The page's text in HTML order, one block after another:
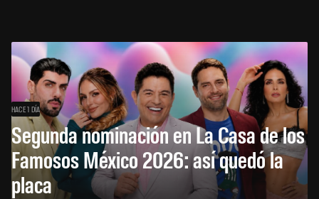
HACE 1 DÍA
Segunda nominación en La Casa de los
Famosos México 2026: así quedó la
placa